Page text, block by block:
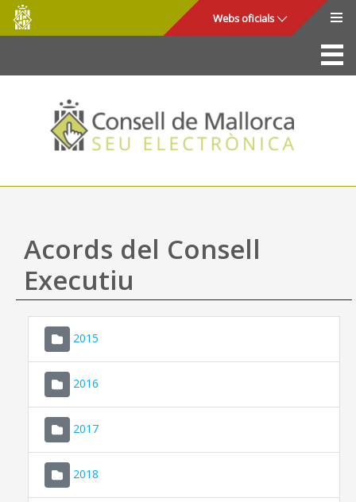
Salta al contingut principal
Consell
de
Mallorca
Webs oficials
La Seu
Consell de Mallorca
Accés i seguretat
Utilitats
Ajuda
Acords del Consell
Executiu
2015
2016
2017
2018